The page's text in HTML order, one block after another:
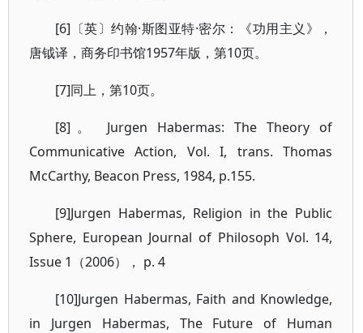
[6]〔英〕约翰·斯图亚特·密尔：《功用主义》，
唐钺译，商务印书馆1957年版，第10页。
[7]同上，第10页。
[8]。 Jurgen Habermas: The Theory of
Communicative Action, Vol. I, trans. Thomas
McCarthy, Beacon Press, 1984, p.155.
[9]Jurgen Habermas, Religion in the Public
Sphere, European Journal of Philosoph Vol. 14,
Issue 1（2006）， p. 4
[10]Jurgen Habermas, Faith and Knowledge,
in Jurgen Habermas, The Future of Human